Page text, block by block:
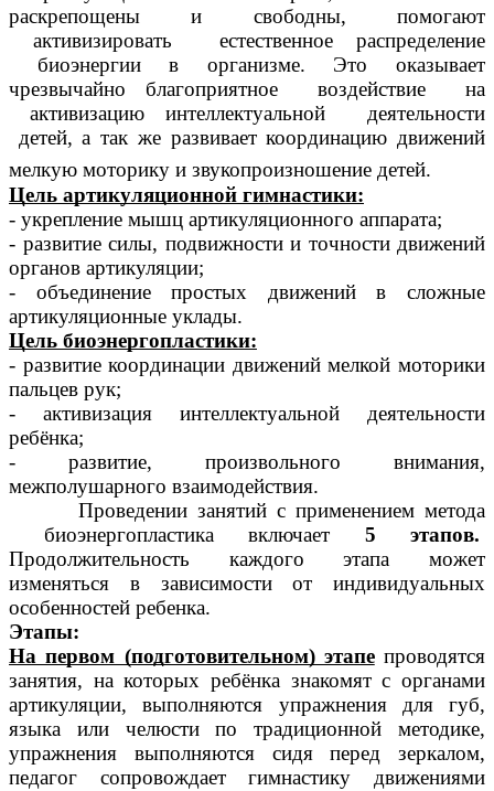
раскрепощены и свободны, помогают
активизировать естественное распределение
биоэнергии в организме. Это оказывает
чрезвычайно благоприятное воздействие на
активизацию интеллектуальной деятельности
детей, а так же развивает координацию движений
мелкую моторику и звукопроизношение детей.
Цель артикуляционной гимнастики:
- укрепление мышц артикуляционного аппарата;
- развитие силы, подвижности и точности движений
органов артикуляции;
- объединение простых движений в сложные
артикуляционные уклады.
Цель биоэнергопластики:
- развитие координации движений мелкой моторики
пальцев рук;
- активизация интеллектуальной деятельности
ребёнка;
- развитие, произвольного внимания,
межполушарного взаимодействия.
Проведении занятий с применением метода
биоэнергопластика включает 5 этапов.
Продолжительность каждого этапа может
изменяться в зависимости от индивидуальных
особенностей ребенка.
Этапы:
На первом (подготовительном) этапепроводятся
занятия, на которых ребёнка знакомят с органами
артикуляции, выполняются упражнения для губ,
языка или челюсти по традиционной методике,
упражнения выполняются сидя перед зеркалом,
педагог сопровождает гимнастику движениями